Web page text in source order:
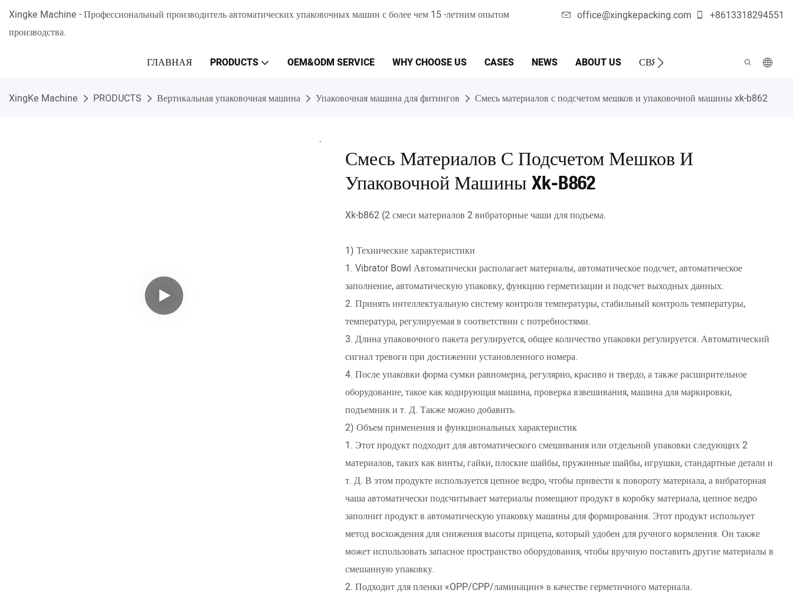
Xingke Machine - Профессиональный производитель автоматических упаковочных машин с более чем 15 -летним опытом
производства.
office@xingkepacking.com +8613318294551
ГЛАВНАЯ PRODUCTS OEM&ODM SERVICE WHY CHOOSE US CASES NEWS ABOUT US СВЯЖИТЕСЬ С НАМИ
XingKe Machine
PRODUCTS Вертикальная упаковочная машина Упаковочная машина для фитингов Смесь материалов с подсчетом мешков и упаковочной машины xk-b862
Смесь Материалов С Подсчетом Мешков И
Упаковочной Машины Xk-B862
Xk-b862 (2 смеси материалов 2 вибраторные чаши для подъема.
1) Технические характеристики
1. Vibrator Bowl Автоматически располагает материалы, автоматическое подсчет, автоматическое
заполнение, автоматическую упаковку, функцию герметизации и подсчет выходных данных.
2. Принять интеллектуальную систему контроля температуры, стабильный контроль температуры,
температура, регулируемая в соответствии с потребностями.
3. Длина упаковочного пакета регулируется, общее количество упаковки регулируется. Автоматический
сигнал тревоги при достижении установленного номера.
4. После упаковки форма сумки равномерна, регулярно, красиво и твердо, а также расширительное
оборудование, такое как кодирующая машина, проверка взвешивания, машина для маркировки,
подъемник и т. Д. Также можно добавить.
2) Объем применения и функциональных характеристик
1. Этот продукт подходит для автоматического смешивания или отдельной упаковки следующих 2
материалов, таких как винты, гайки, плоские шайбы, пружинные шайбы, игрушки, стандартные детали и
т. Д. В этом продукте используется цепное ведро, чтобы привести к повороту материала, а вибраторная
чаша автоматически подсчитывает материалы помещают продукт в коробку материала, цепное ведро
заполнит продукт в автоматическую упаковку машины для формирования. Этот продукт использует
метод восхождения для снижения высоты прицепа, который удобен для ручного кормления. Он также
может использовать запасное пространство оборудования, чтобы вручную поставить другие материалы в
смешанную упаковку.
2. Подходит для пленки «OPP/CPP/ламинации» в качестве герметичного материала.